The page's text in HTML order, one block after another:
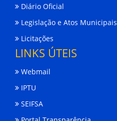
Diário Oficial
Legislação e Atos Municipais
Licitações
LINKS ÚTEIS
Webmail
IPTU
SEIFSA